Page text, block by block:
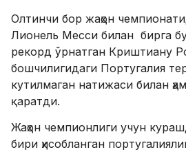
Олтинчи бор жаҳон
Лионель Месси билан бирга
рекорд ўрнатган Криштиану
бошчилигидаги Португалия
кутилмаган натижаси билан
қаратди.
Жаҳон чемпионлиги учун
бири ҳисобланган